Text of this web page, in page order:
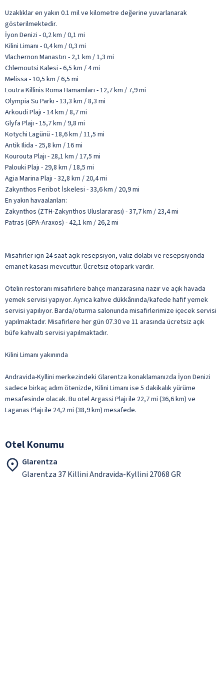
Uzaklıklar en yakın 0.1 mil ve kilometre değerine yuvarlanarak
gösterilmektedir.
İyon Denizi - 0,2 km / 0,1 mi
Kilini Limanı - 0,4 km / 0,3 mi
Vlachernon Manastırı - 2,1 km / 1,3 mi
Chlemoutsi Kalesi - 6,5 km / 4 mi
Melissa - 10,5 km / 6,5 mi
Loutra Killinis Roma Hamamları - 12,7 km / 7,9 mi
Olympia Su Parkı - 13,3 km / 8,3 mi
Arkoudi Plajı - 14 km / 8,7 mi
Glyfa Plajı - 15,7 km / 9,8 mi
Kotychi Lagünü - 18,6 km / 11,5 mi
Antik Ilida - 25,8 km / 16 mi
Kourouta Plajı - 28,1 km / 17,5 mi
Palouki Plajı - 29,8 km / 18,5 mi
Agia Marina Plajı - 32,8 km / 20,4 mi
Zakynthos Feribot İskelesi - 33,6 km / 20,9 mi
En yakın havaalanları:
Zakynthos (ZTH-Zakynthos Uluslararası) - 37,7 km / 23,4 mi
Patras (GPA-Araxos) - 42,1 km / 26,2 mi
Misafirler için 24 saat açık resepsiyon, valiz dolabı ve resepsiyonda
emanet kasası mevcuttur. Ücretsiz otopark vardır.
Otelin restoranı misafirlere bahçe manzarasına nazır ve açık havada
yemek servisi yapıyor. Ayrıca kahve dükkânında/kafede hafif yemek
servisi yapılıyor. Barda/oturma salonunda misafirlerimize içecek servisi
yapılmaktadır. Misafirlere her gün 07.30 ve 11 arasında ücretsiz açık
büfe kahvaltı servisi yapılmaktadır.
Kilini Limanı yakınında
Andravida-Kyllini merkezindeki Glarentza konaklamanızda İyon Denizi
sadece birkaç adım ötenizde, Kilini Limanı ise 5 dakikalık yürüme
mesafesinde olacak. Bu otel Argassi Plajı ile 22,7 mi (36,6 km) ve
Laganas Plajı ile 24,2 mi (38,9 km) mesafede.
Otel Konumu
Glarentza
Glarentza 37 Killini Andravida-Kyllini 27068 GR